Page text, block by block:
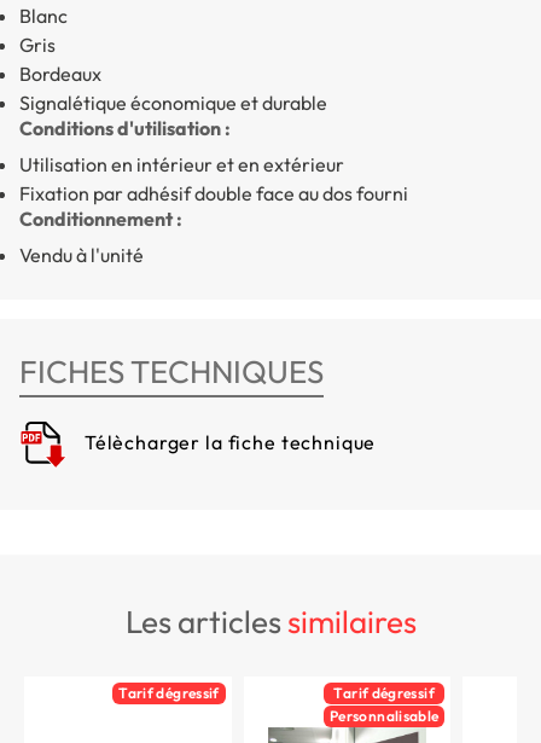
Blanc
Gris
Bordeaux
Signalétique économique et durable
Conditions d'utilisation :
Utilisation en intérieur et en extérieur
Fixation par adhésif double face au dos fourni
Conditionnement :
Vendu à l'unité
FICHES TECHNIQUES
Télècharger la fiche technique
les articlessimilaires
Tarif dégressif
Tarif dégressif
Personnalisable